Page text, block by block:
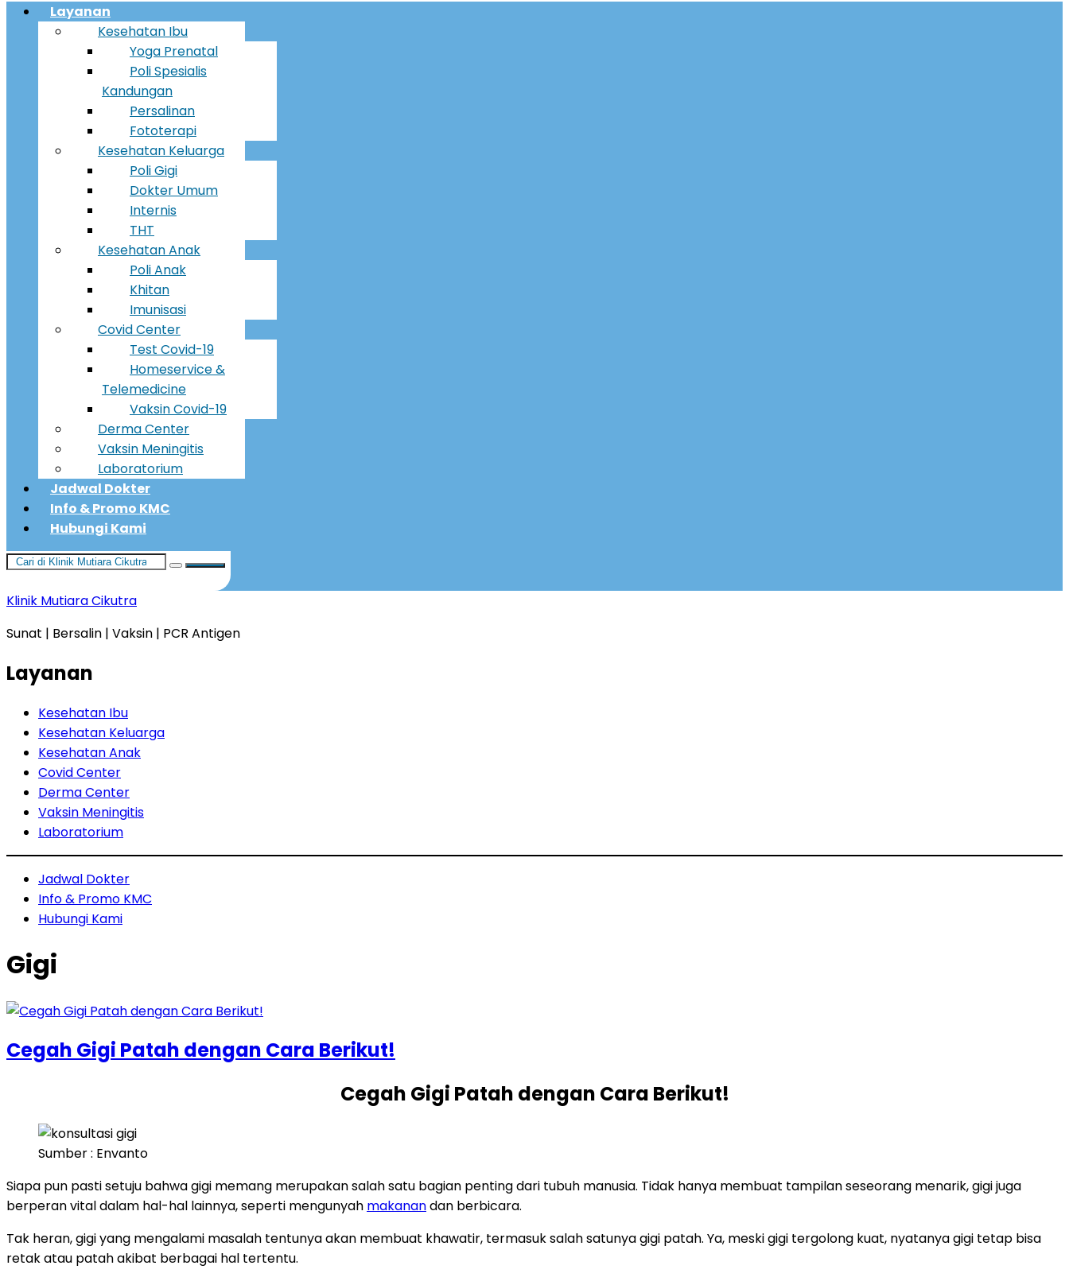
Menu
Layanan
Kesehatan Ibu
Yoga Prenatal
Poli Spesialis
Kandungan
Persalinan
Fototerapi
Kesehatan Keluarga
Poli Gigi
Dokter Umum
Internis
THT
Kesehatan Anak
Poli Anak
Khitan
Imunisasi
Covid Center
Test Covid-19
Homeservice &
Telemedicine
Vaksin Covid-19
Derma Center
Vaksin Meningitis
Laboratorium
Jadwal Dokter
Info & Promo KMC
Hubungi Kami
Klinik Mutiara Cikutra
Sunat | Bersalin | Vaksin | PCR Antigen
Layanan
Kesehatan Ibu
Kesehatan Keluarga
Kesehatan Anak
Covid Center
Derma Center
Vaksin Meningitis
Laboratorium
Jadwal Dokter
Info & Promo KMC
Hubungi Kami
Gigi
Cegah Gigi Patah dengan Cara Berikut!
Cegah Gigi Patah dengan Cara Berikut!
Sumber : Envanto
Siapa pun pasti setuju bahwa gigi memang merupakan salah satu bagian penting dari tubuh manusia. Tidak hanya membuat tampilan seseorang menarik, gigi juga
berperan vital dalam hal-hal lainnya, seperti mengunyah makanandan berbicara.
Tak heran, gigi yang mengalami masalah tentunya akan membuat khawatir, termasuk salah satunya gigi patah. Ya, meski gigi tergolong kuat, nyatanya gigi tetap bisa
retak atau patah akibat berbagai hal tertentu.